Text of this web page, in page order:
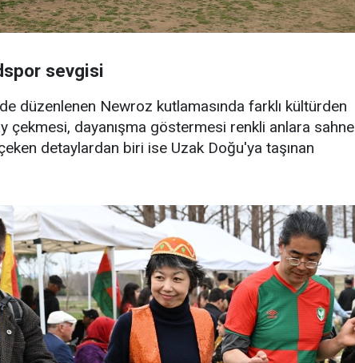
sevgisi
düzenlenen Newroz kutlamasında farklı kültürden
çekmesi, dayanışma göstermesi renkli anlara sahne
detaylardan biri ise Uzak Doğu'ya taşınan